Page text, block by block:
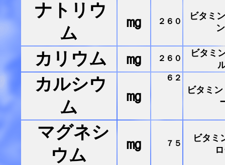
ナトリウ
ム
㎎ ２６０
ビタミ
カリウム ㎎ ２６０
ビタミ
カルシウ
ム
㎎
６２
ビタミ
マグネシ
ウム
㎎ ７５
ビタミ